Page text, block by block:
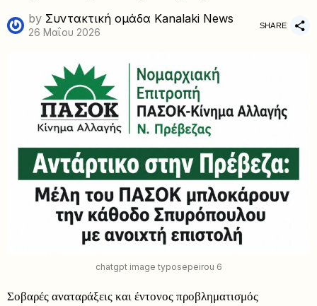
by Συντακτική ομάδα Kanalaki News
26 Μαΐου 2026
SHARE
chatgpt image typosepeirou 6
Σοβαρές αναταράξεις και έντονος προβληματισμός